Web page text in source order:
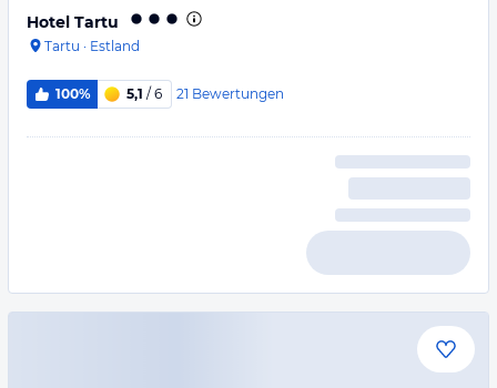
Hotel Tartu
Tartu · Estland
100% 5,1 / 6 21 Bewertungen